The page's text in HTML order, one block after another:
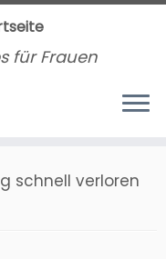
für Frauen
schnell verloren